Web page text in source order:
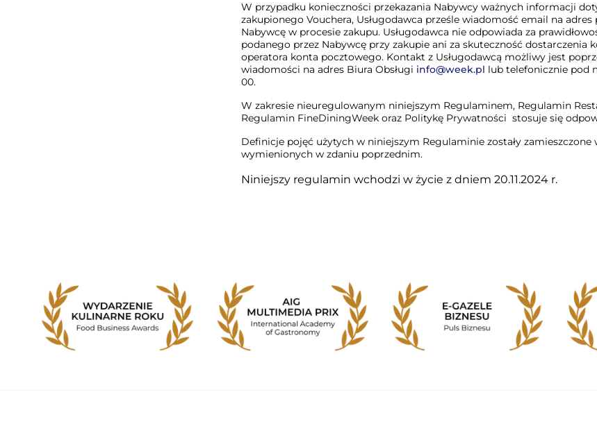
W przypadku konieczności przekazania Nabywcy ważnych informacji
zakupionego Vouchera, Usługodawca prześle wiadomość email na adres
Nabywcę w procesie zakupu. Usługodawca nie odpowiada za
podanego przez Nabywcę przy zakupie ani za skuteczność dostarczenia
operatora konta pocztowego. Kontakt z Usługodawcą możliwy jest
wiadomości na adres Biura Obsługi info@week.pl lub telefonicznie pod
00.
W zakresie nieuregulowanym niniejszym Regulaminem, Regulamin
Regulamin FineDiningWeek oraz Politykę Prywatności stosuje się
Definicje pojęć użytych w niniejszym Regulaminie zostały
wymienionych w zdaniu poprzednim.
Niniejszy regulamin wchodzi w życie z dniem 20.11.2024 r.